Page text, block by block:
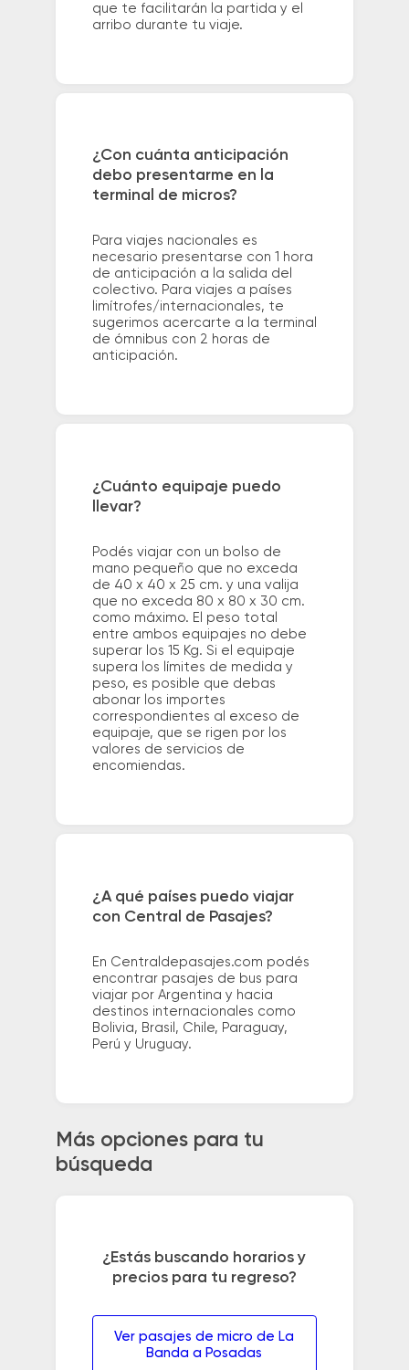
que te facilitarán la partida y el
arribo durante tu viaje.
¿Con cuánta anticipación
debo presentarme en la
terminal de micros?
Para viajes nacionales es
necesario presentarse con 1 hora
de anticipación a la salida del
colectivo. Para viajes a países
limítrofes/internacionales, te
sugerimos acercarte a la terminal
de ómnibus con 2 horas de
anticipación.
¿Cuánto equipaje puedo
llevar?
Podés viajar con un bolso de
mano pequeño que no exceda
de 40 x 40 x 25 cm. y una valija
que no exceda 80 x 80 x 30 cm.
como máximo. El peso total
entre ambos equipajes no debe
superar los 15 Kg. Si el equipaje
supera los límites de medida y
peso, es posible que debas
abonar los importes
correspondientes al exceso de
equipaje, que se rigen por los
valores de servicios de
encomiendas.
¿A qué países puedo viajar
con Central de Pasajes?
En Centraldepasajes.com podés
encontrar pasajes de bus para
viajar por Argentina y hacia
destinos internacionales como
Bolivia, Brasil, Chile, Paraguay,
Perú y Uruguay.
Más opciones para tu
búsqueda
¿Estás buscando horarios y
precios para tu regreso?
Ver pasajes de micro de La
Banda a Posadas